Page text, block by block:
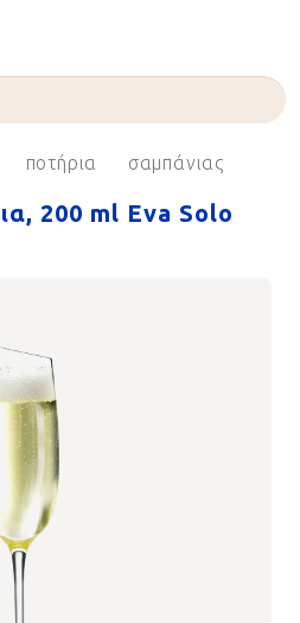
ποτήρια σαμπάνιας
200 ml Eva Solo